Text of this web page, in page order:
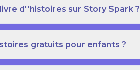
d''histoires sur Story Spark ?
gratuits pour enfants ?